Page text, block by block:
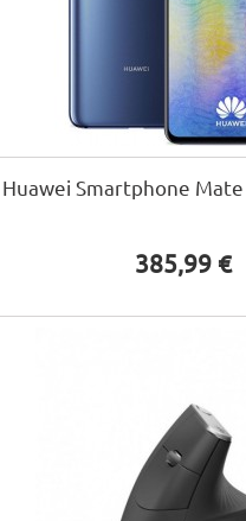
Huawei Smartphone
385,99 €